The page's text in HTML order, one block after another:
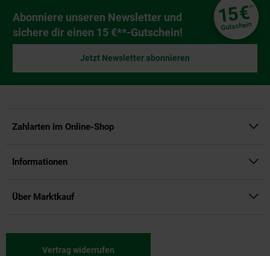
Newsletter Anmeldung
Abonniere unseren Newsletter und
sichere dir einen 15 €**-Gutschein!
15€**
Gutschein
Jetzt Newsletter abonnieren
Zahlarten im Online-Shop
Informationen
Über Marktkauf
Vertrag widerrufen